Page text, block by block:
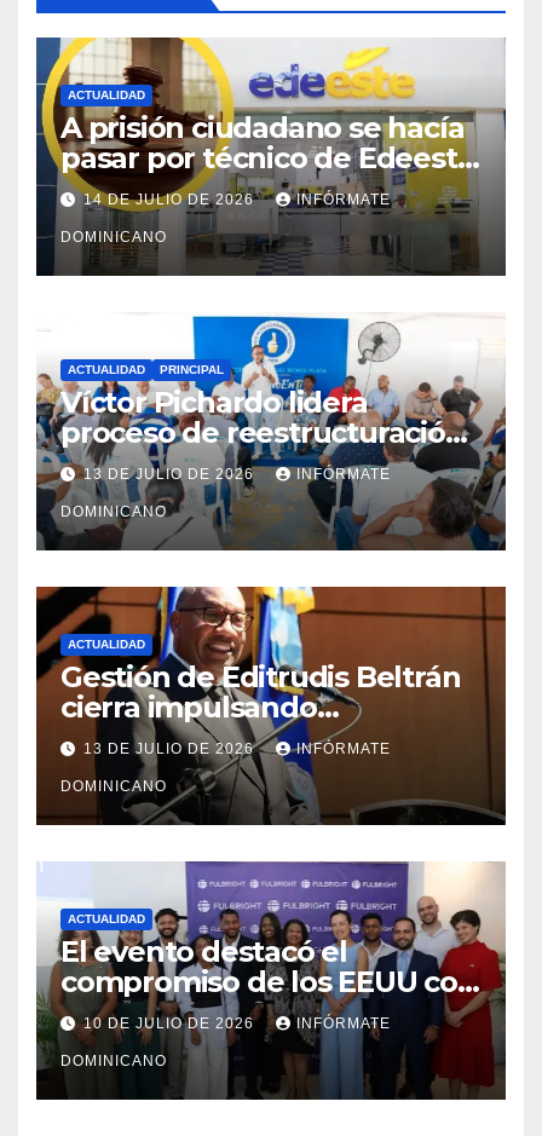
ACTUALIDAD
A prisión ciudadano se hacía
pasar por técnico de Edeeste
para estafar a dueños de
comercios
14 DE JULIO DE 2026 INFÓRMATE
DOMINICANO
ACTUALIDAD PRINCIPAL
Víctor Pichardo lidera
proceso de reestructuración
y fortalecimiento del PRM en
Monte Plata
13 DE JULIO DE 2026 INFÓRMATE
DOMINICANO
ACTUALIDAD
Gestión de Editrudis Beltrán
cierra impulsando
modernización, expansión y
transformación institucional
13 DE JULIO DE 2026 INFÓRMATE
DOMINICANO
ACTUALIDAD
El evento destacó el
compromiso de los EEUU con
el liderazgo, la innovación y la
excelencia académica por
más de ocho décadas.
10 DE JULIO DE 2026 INFÓRMATE
DOMINICANO